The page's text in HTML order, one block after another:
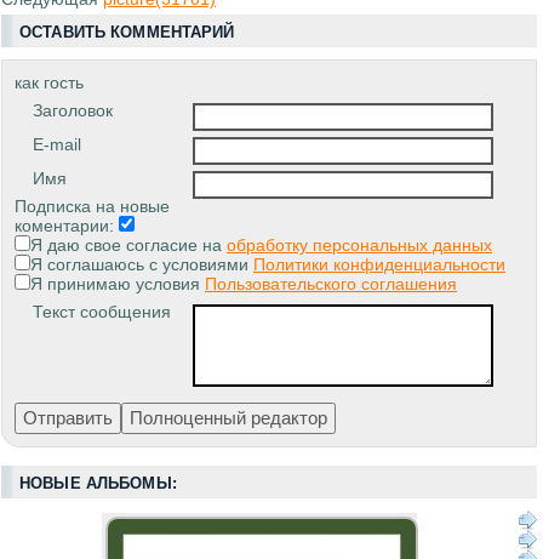
ОСТАВИТЬ КОММЕНТАРИЙ
как гость
Заголовок
E-mail
Имя
Подписка на новые
коментарии:
Я даю свое согласие на обработку персональных данных
Я соглашаюсь с условиями Политики конфиденциальности
Я принимаю условия Пользовательского соглашения
Текст сообщения
НОВЫЕ АЛЬБОМЫ: